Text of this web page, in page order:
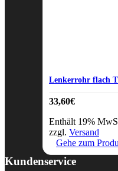
Lenkerrohr flach
33,60€
Enthält 19%
zzgl. Versand
Gehe zum
Kundenservice